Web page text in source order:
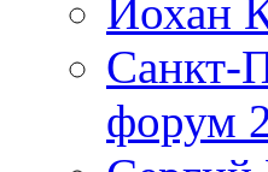
Йохан
Санкт-
форум